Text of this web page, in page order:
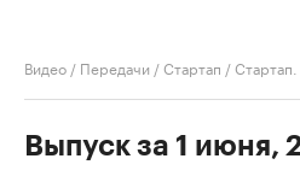
Видео / Передачи /Стартап /
Выпуск за 1 июня,